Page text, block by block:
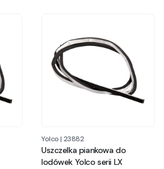
Yolco | 23882
Uszczelka piankowa do
lodówek Yolco serii LX